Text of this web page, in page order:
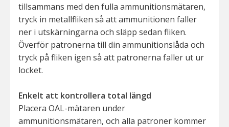
tillsammans med den fulla ammunitionsmätaren,
tryck in metallfliken så att ammunitionen faller
ner i utskärningarna och släpp sedan fliken.
Överför patronerna till din ammunitionslåda och
tryck på fliken igen så att patronerna faller ut ur
locket.
Enkelt att kontrollera total längd
Placera OAL-mätaren under
ammunitionsmätaren, och alla patroner kommer